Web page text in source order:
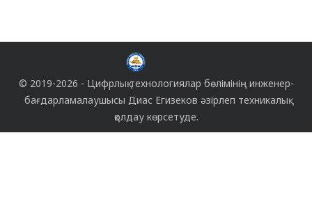
© 2019-2026 - Цифрлық технологиялар бөлімініңинженер-
бағдарламалаушысы Диас Егизеков әзірлеп техникалық
қолдау көрсетуде.